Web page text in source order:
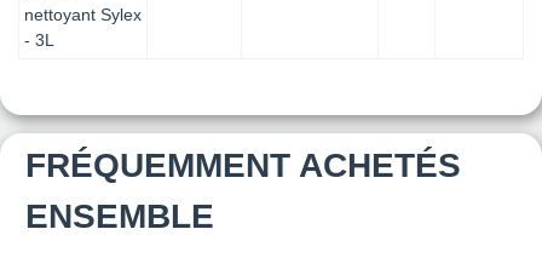
nettoyant Sylex
- 3L
FRÉQUEMMENT ACHETÉS
ENSEMBLE